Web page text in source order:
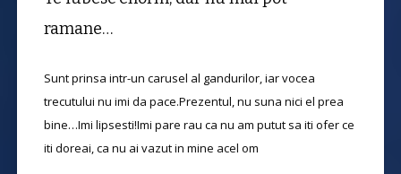
ramane…
Sunt prinsa intr-un carusel al gandurilor, iar vocea
trecutului nu imi da pace.Prezentul, nu suna nici el prea
bine…Imi lipsesti!Imi pare rau ca nu am putut sa iti ofer ce
iti doreai, ca nu ai vazut in mine acel om